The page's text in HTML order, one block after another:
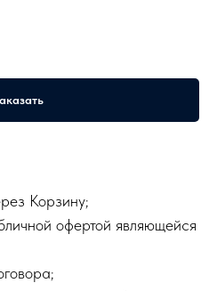
Корзину;
офертой являющейся